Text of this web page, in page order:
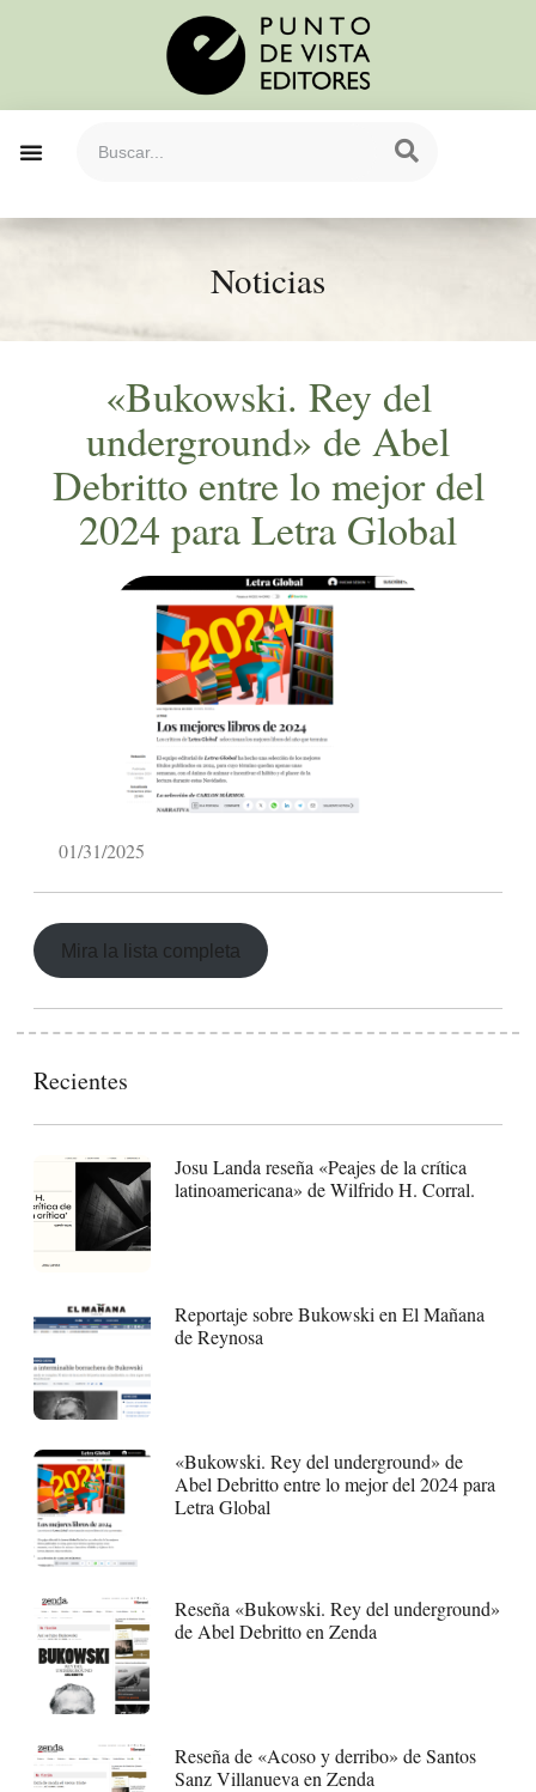
Noticias
«Bukowski. Rey del
underground» de Abel
Debritto entre lo mejor del
2024 para Letra Global
01/31/2025
Mira la lista completa
Recientes
Josu Landa reseña «Peajes de la crítica
latinoamericana» de Wilfrido H. Corral.
Reportaje sobre Bukowski en El Mañana
de Reynosa
«Bukowski. Rey del underground» de
Abel Debritto entre lo mejor del 2024 para
Letra Global
Reseña «Bukowski. Rey del underground»
de Abel Debritto en Zenda
Reseña de «Acoso y derribo» de Santos
Sanz Villanueva en Zenda